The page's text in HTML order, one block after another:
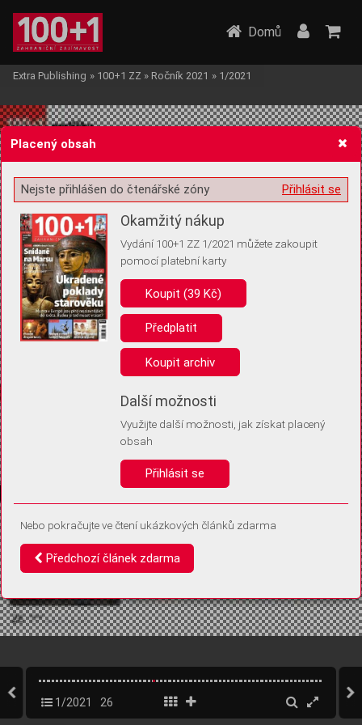
Žádost o souhlas s ukládáním volitelných informací
Pro základní fungování webu nepotřebujeme ukládat žádné informace
(tzv. cookies apod.). Rádi bychom vás ale požádali o souhlas s
uložením volitelných informací:
Anonymní unikátní ID
Díky němu příště poznáme, že se jedná o stejné zařízení, a
Identifikátor je zcela anonymní.
Vaše souhlasy a odmítnutí si ukládáme do vašeho zařízení, abychom se
vás už příště znovu neptali. Můžete je kdykoli později upravit ve Správě
Domů
Extra Publishing » 100+1 ZZ » Ročník 2021 » 1/2021
1/2021 26
Placený obsah
Přihlásit se
Nejste přihlášen do čtenářské zóny
Okamžitý nákup
Vydání 100+1 ZZ 1/2021 můžete zakoupit
pomocí platební karty
Koupit (39 Kč)
Předplatit
Koupit archiv
Další možnosti
Využijte další možnosti, jak získat placený
obsah
Přihlásit se
Nebo pokračujte ve čtení ukázkových článků zdarma
Předchozí článek zdarma